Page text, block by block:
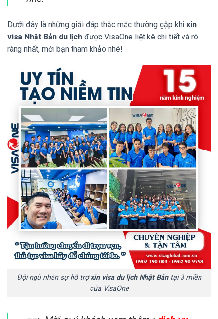
Dưới đây là những giải đáp thắc mắc thường gặp khi xin
visa Nhật Bản du lịch được VisaOne liệt kê chi tiết và rõ
ràng nhất, mời bạn tham khảo nhé!
Đội ngũ nhân sự hỗ trợxin visa du lịch Nhật Bảntại 3 miền
của VisaOne